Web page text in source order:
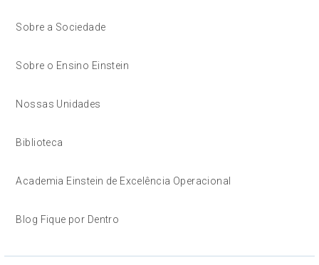
Sobre a Sociedade
Sobre o Ensino Einstein
Nossas Unidades
Biblioteca
Academia Einstein de Excelência Operacional
Blog Fique por Dentro